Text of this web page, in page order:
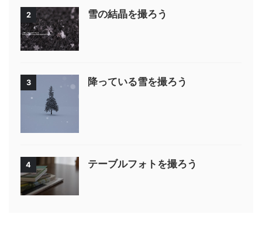
2 雪の結晶を撮ろう
3 降っている雪を撮ろう
4 テーブルフォトを撮ろう